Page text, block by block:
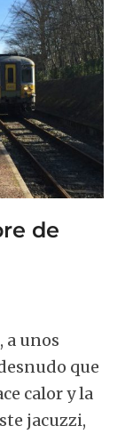
de
a unos
que
calor y la
jacuzzi,